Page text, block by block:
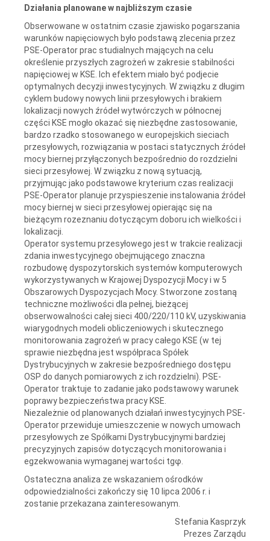
Działania planowane w najbliższym czasie
Obserwowane w ostatnim czasie zjawisko pogarszania
warunków napięciowych było podstawą zlecenia przez
PSE-Operator prac studialnych mających na celu
określenie przyszłych zagrożeń w zakresie stabilności
napięciowej w KSE. Ich efektem miało być podjecie
optymalnych decyzji inwestycyjnych. W związku z długim
cyklem budowy nowych linii przesyłowych i brakiem
lokalizacji nowych źródeł wytwórczych w północnej
części KSE mogło okazać się niezbędne zastosowanie,
bardzo rzadko stosowanego w europejskich sieciach
przesyłowych, rozwiązania w postaci statycznych źródeł
mocy biernej przyłączonych bezpośrednio do rozdzielni
sieci przesyłowej. W związku z nową sytuacją,
przyjmując jako podstawowe kryterium czas realizacji
PSE-Operator planuje przyspieszenie instalowania źródeł
mocy biernej w sieci przesyłowej opierając się na
bieżącym rozeznaniu dotyczącym doboru ich wielkości i
lokalizacji.
Operator systemu przesyłowego jest w trakcie realizacji
zdania inwestycyjnego obejmującego znaczna
rozbudowę dyspozytorskich systemów komputerowych
wykorzystywanych w Krajowej Dyspozycji Mocy i w 5
Obszarowych Dyspozycjach Mocy. Stworzone zostaną
techniczne możliwości dla pełnej, bieżącej
obserwowalności całej sieci 400/220/110 kV, uzyskiwania
wiarygodnych modeli obliczeniowych i skutecznego
monitorowania zagrożeń w pracy całego KSE (w tej
sprawie niezbędna jest współpraca Spółek
Dystrybucyjnych w zakresie bezpośredniego dostępu
OSP do danych pomiarowych z ich rozdzielni). PSE-
Operator traktuje to zadanie jako podstawowy warunek
poprawy bezpieczeństwa pracy KSE.
Niezależnie od planowanych działań inwestycyjnych PSE-
Operator przewiduje umieszczenie w nowych umowach
przesyłowych ze Spółkami Dystrybucyjnymi bardziej
precyzyjnych zapisów dotyczących monitorowania i
egzekwowania wymaganej wartości tgφ.
Ostateczna analiza ze wskazaniem ośrodków
odpowiedzialności zakończy się 10 lipca 2006 r. i
zostanie przekazana zainteresowanym.
Stefania Kasprzyk
Prezes Zarządu